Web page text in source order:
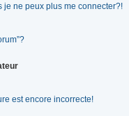
je ne peux plus me connecter?!
est encore incorrecte!